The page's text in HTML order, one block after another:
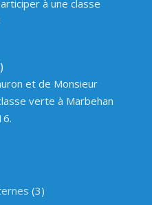
à une classe
et de Monsieur
verte à Marbehan
(3)